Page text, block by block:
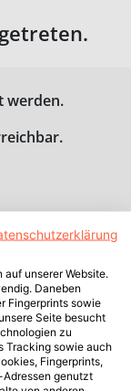
werden.
unserer Website.
Daneben
Fingerprints sowie
Seite besucht
zu
Tracking sowie auch
Fingerprints,
genutzt